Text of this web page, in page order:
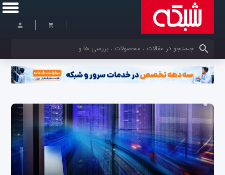
کلمات کلیدی خود را وارد کنید